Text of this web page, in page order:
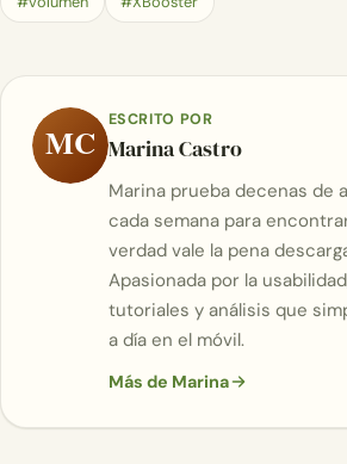
MC
ESCRITO POR
Marina Castro
Marina prueba decenas de
cada semana para
verdad vale la pena
Apasionada por la
tutoriales y análisis que
a día en el móvil.
Más de Marina